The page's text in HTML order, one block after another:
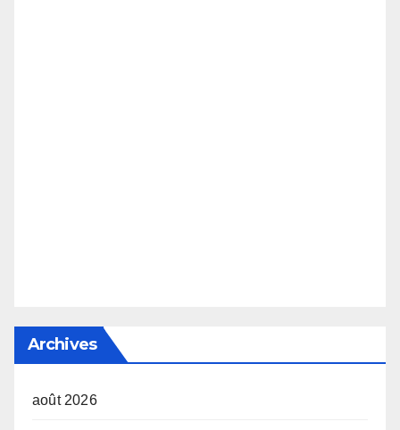
Archives
août 2026